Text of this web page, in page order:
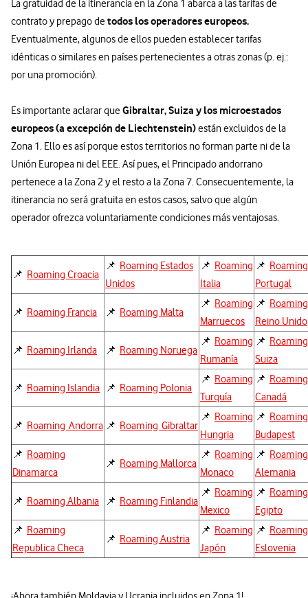
La gratuidad de la itinerancia en la Zona 1 abarca a las tarifas de
contrato y prepago detodos los operadores europeos.
Eventualmente, algunos de ellos pueden establecer tarifas
idénticas o similares en países pertenecientes a otras zonas (p. ej.:
por una promoción).
Es importante aclarar queGibraltar, Suiza y los microestados
europeos (a excepción de Liechtenstein)están excluidos de la
Zona 1. Ello es así porque estos territorios no forman parte ni de la
Unión Europea ni del EEE. Así pues, el Principado andorrano
pertenece a la Zona 2 y el resto a la Zona 7. Consecuentemente, la
itinerancia no será gratuita en estos casos, salvo que algún
operador ofrezca voluntariamente condiciones más ventajosas.
📌 Roaming Croacia
📌 Roaming Estados
Unidos
📌 Roaming
Italia
📌 Roaming
Portugal
📌 Roaming Francia 📌 Roaming Malta
📌 Roaming
Marruecos
📌 Roaming
Reino Unido
📌 Roaming Irlanda 📌 Roaming Noruega
📌 Roaming
Rumanía
📌 Roaming
Suiza
📌 Roaming Islandia 📌 Roaming Polonia
📌 Roaming
Turquía
📌 Roaming
Canadá
📌 Roaming Andorra 📌 Roaming Gibraltar
📌 Roaming
Hungria
📌 Roaming
Budapest
📌 Roaming
Dinamarca
📌 Roaming Mallorca
📌 Roaming
Monaco
📌 Roaming
Alemania
📌 Roaming Albania 📌 Roaming Finlandia
📌 Roaming
Mexico
📌 Roaming
Egipto
📌 Roaming
Republica Checa
📌 Roaming Austria
📌 Roaming
Japón
📌 Roaming
Eslovenia